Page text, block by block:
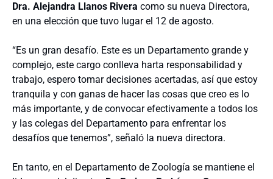
Dra. Alejandra Llanos Rivera como su nueva Directora,
en una elección que tuvo lugar el 12 de agosto.
“Es un gran desafío. Este es un Departamento grande y
complejo, este cargo conlleva harta responsabilidad y
trabajo, espero tomar decisiones acertadas, así que estoy
tranquila y con ganas de hacer las cosas que creo es lo
más importante, y de convocar efectivamente a todos los
y las colegas del Departamento para enfrentar los
desafíos que tenemos”, señaló la nueva directora.
En tanto, en el Departamento de Zoología se mantiene el